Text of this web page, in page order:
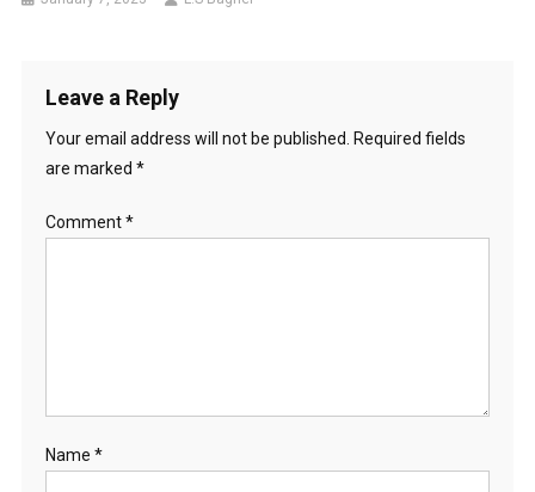
Leave a Reply
Your email address will not be published.
Required fields
are marked *
Comment*
Name *